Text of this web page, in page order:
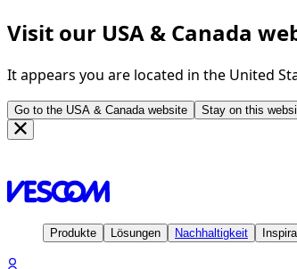
Visit our USA & Canada
It appears you are located in the United
Go to the USA & Canada website Stay on this
Produkte Lösungen Nachhaltigkeit